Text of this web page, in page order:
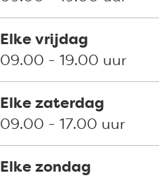
s s
Elke vrijdag
09.00 - 19.00 uur
Elke zaterdag
09.00 - 17.00 uur
Elke zondag